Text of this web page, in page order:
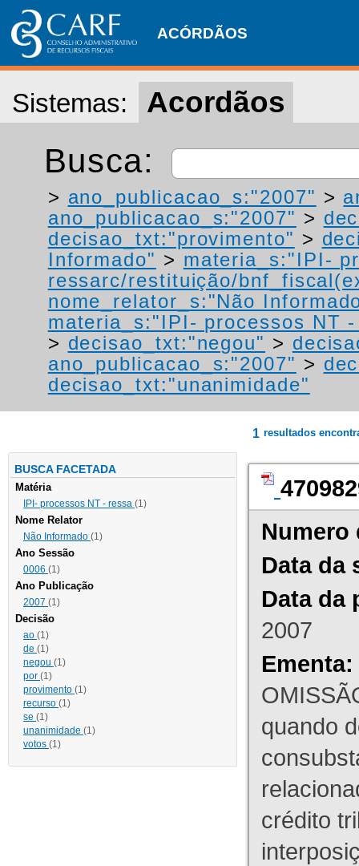
ACÓRDÃOS
Sistemas: Acordãos
Busca:
> ano_publicacao_s:"2007" >
ano_publicacao_s:"2007" >
decisao_txt:"provimento" >
Informado" > materia_s:"IPI-
ressarc/restituição/
nome_relator_s:"Não
materia_s:"IPI- processos NT
> decisao_txt:"negou" >
ano_publicacao_s:"2007" >
decisao_txt:"unanimidade"
BUSCA FACETADA
Matéria
IPI- processos NT - ressa (1)
Nome Relator
Não Informado (1)
Ano Sessão
0006 (1)
Ano Publicação
2007 (1)
Decisão
ao (1)
de (1)
negou (1)
por (1)
provimento (1)
recurso (1)
se (1)
unanimidade (1)
votos (1)
1 resultados
Numero
Data da
Data da
2007
Ementa:
quando
crédito